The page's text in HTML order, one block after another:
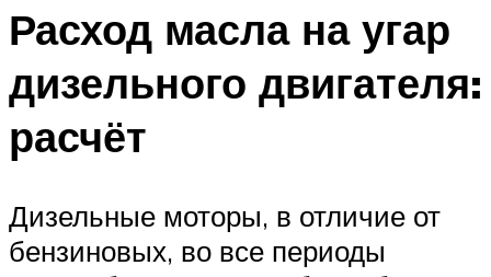
Расход масла на угар
дизельного двигателя:
расчёт
Дизельные моторы, в отличие от
бензиновых, во все периоды